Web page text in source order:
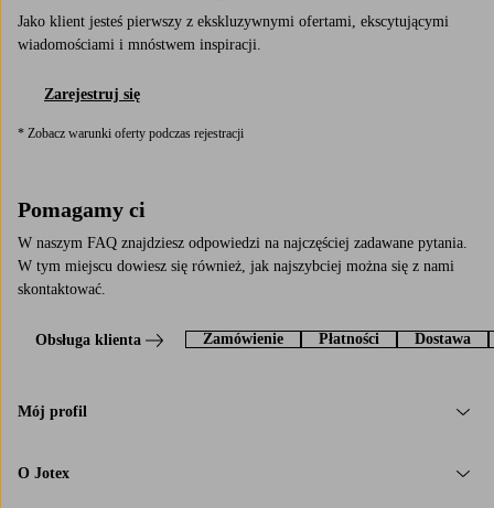
Jako klient jesteś pierwszy z ekskluzywnymi ofertami, ekscytującymi
wiadomościami i mnóstwem inspiracji.
Zarejestruj się
* Zobacz warunki oferty podczas rejestracji
Pomagamy ci
W naszym FAQ znajdziesz odpowiedzi na najczęściej zadawane pytania.
W tym miejscu dowiesz się również, jak najszybciej można się z nami
skontaktować.
Obsługa klienta Zamówienie Płatności Dostawa
Mój profil
O Jotex